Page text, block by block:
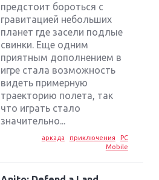
предстоит бороться с
гравитацией небольших
планет где засели подлые
свинки. Еще одним
приятным дополнением в
игре стала возможность
видеть примерную
траекторию полета, так
что играть стало
значительно...
аркада приключения
PC
Mobile